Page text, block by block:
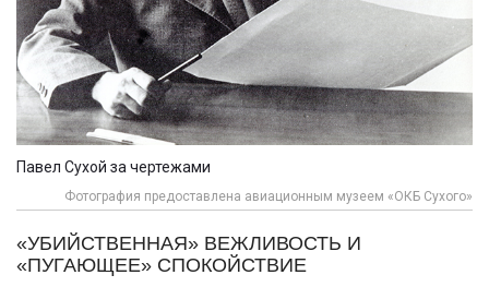
Павел Сухой за чертежами
Фотография предоставлена авиационным музеем «ОКБ Сухого»
«УБИЙСТВЕННАЯ» ВЕЖЛИВОСТЬ И
«ПУГАЮЩЕЕ» СПОКОЙСТВИЕ